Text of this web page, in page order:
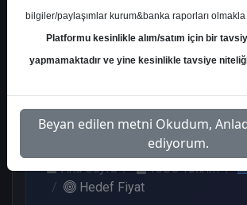
5
Ana Sayfa ICBC Yatırım
Hedef Fiyat
bilgiler/paylaşımlar kurum&banka raporları
Platformu kesinlikle alım/satım için bir
yapmamaktadır ve yine kesinlikle tavsiye
Beyan edilen metni Okudum, Anladım
ediyorum.